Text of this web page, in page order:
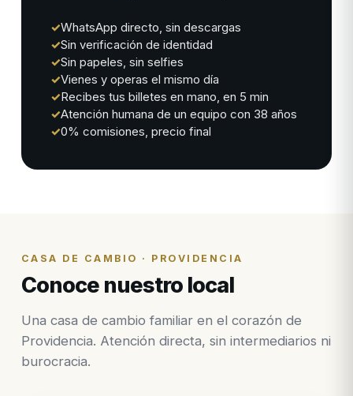
✓WhatsApp directo, sin descargas
✓Sin verificación de identidad
✓Sin papeles, sin selfies
✓Vienes y operas el mismo día
✓Recibes tus billetes en mano, en 5 min
✓Atención humana de un equipo con 38 años
✓0% comisiones, precio final
CASA DE CAMBIO · PROVIDENCIA
Conoce nuestro local
Una casa de cambio familiar en el corazón de
Providencia. Atención directa, sin intermediarios ni
burocracia.